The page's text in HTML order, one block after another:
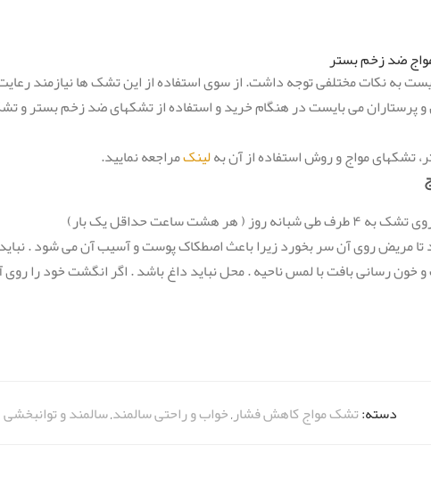
ضد زخم بستر
به نکات مختلفی توجه داشت. از سوی استفاده از این تشک ها نیازمند
می بایست در هنگام خرید و استفاده از تشکهای ضد زخم بستر و
تشکهای مواج و روش استفاده از آن بهلینکمراجعه نمایید.
دسته:تشک مواج کاهش فشار,خواب و راحتی سالمند,سالمند و توانبخشی